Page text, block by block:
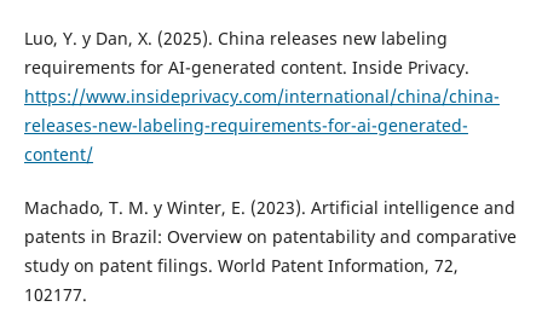
Luo, Y. y Dan, X. (2025). China releases new labeling
requirements for AI-generated content. Inside Privacy.
https://www.insideprivacy.com/international/china/china-
releases-new-labeling-requirements-for-ai-generated-
content/
Machado, T. M. y Winter, E. (2023). Artificial intelligence and
patents in Brazil: Overview on patentability and comparative
study on patent filings. World Patent Information, 72,
102177.